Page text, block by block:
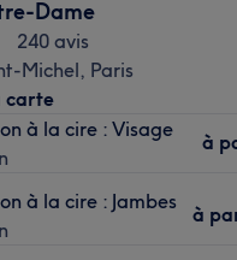
écrues et noires
à cette belle adresse !
aux petits soins qui vous
et qui vous propose tout
profiter d'un délicieux
!
Dame
240 avis
Michel, Paris
carte
à la cire : Visage
à
à la cire : Jambes
à